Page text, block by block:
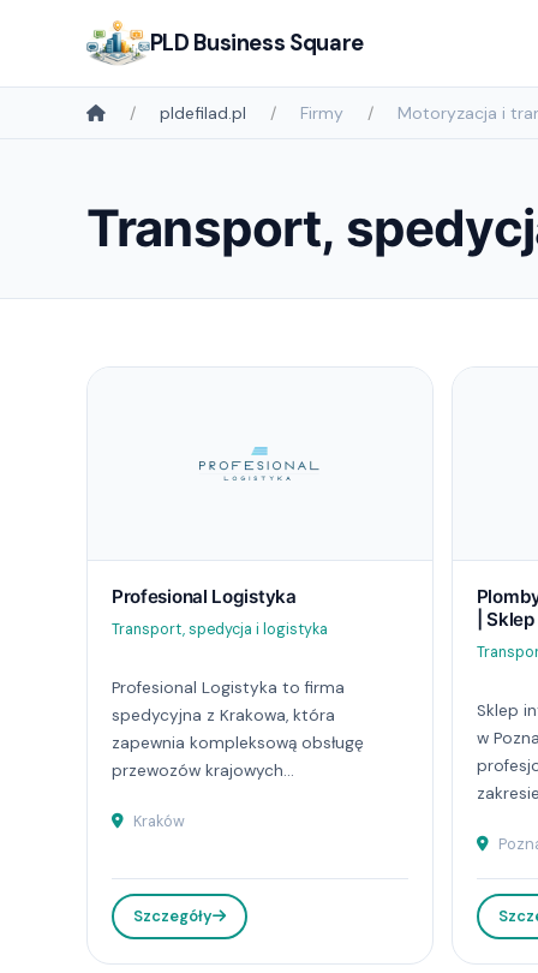
PLD Business Square
pldefilad.pl Firmy Motoryzacja i
Transport,
Profesional Logistyka
Transport, spedycja i logistyka
Profesional Logistyka to firma
spedycyjna z Krakowa, która
zapewnia kompleksową obsługę
przewozów krajowych...
Kraków
Szczegóły
|
Sklep
w